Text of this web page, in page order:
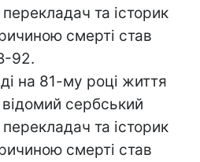
та історик
смерті став
92.
на 81-му році життя
сербський
та історик
смерті став